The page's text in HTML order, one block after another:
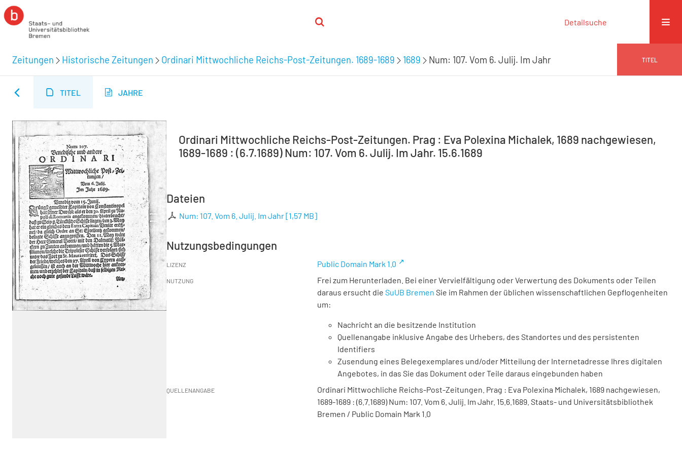
Detailsuche
Zeitungen Historische Zeitungen Ordinari Mittwochliche Reichs-Post-Zeitungen. 1689-1689 1689 Num: 107. Vom 6. Julij. Im Jahr TITEL
TITEL JAHRE
Ordinari Mittwochliche Reichs-Post-Zeitungen. Prag : Eva Polexina Michalek, 1689 nachgewiesen,
1689-1689 : (6.7.1689) Num: 107. Vom 6. Julij. Im Jahr. 15.6.1689
Dateien
Num: 107. Vom 6. Julij. Im Jahr[1,57 MB]
Nutzungsbedingungen
LIZENZ Public Domain Mark 1.0
NUTZUNG
Frei zum Herunterladen. Bei einer Vervielfältigung oder Verwertung des Dokuments oder Teilen
daraus ersucht die SuUB Bremen Sie im Rahmen der üblichen wissenschaftlichen Gepflogenheiten
um:
Nachricht an die besitzende Institution
Quellenangabe inklusive Angabe des Urhebers, des Standortes und des persistenten
Identifiers
Zusendung eines Belegexemplares und/oder Mitteilung der Internetadresse Ihres digitalen
Angebotes, in das Sie das Dokument oder Teile daraus eingebunden haben
QUELLENANGABE
Ordinari Mittwochliche Reichs-Post-Zeitungen. Prag : Eva Polexina Michalek, 1689 nachgewiesen,
1689-1689 : (6.7.1689) Num: 107. Vom 6. Julij. Im Jahr. 15.6.1689. Staats- und Universitätsbibliothek
Bremen / Public Domain Mark 1.0